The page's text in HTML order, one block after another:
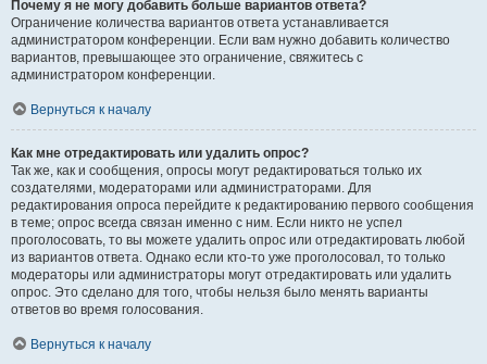
Почему я не могу добавить больше вариантов ответа?
Ограничение количества вариантов ответа устанавливается
администратором конференции. Если вам нужно добавить количество
вариантов, превышающее это ограничение, свяжитесь с
администратором конференции.
Вернуться к началу
Как мне отредактировать или удалить опрос?
Так же, как и сообщения, опросы могут редактироваться только их
создателями, модераторами или администраторами. Для
редактирования опроса перейдите к редактированию первого сообщения
в теме; опрос всегда связан именно с ним. Если никто не успел
проголосовать, то вы можете удалить опрос или отредактировать любой
из вариантов ответа. Однако если кто-то уже проголосовал, то только
модераторы или администраторы могут отредактировать или удалить
опрос. Это сделано для того, чтобы нельзя было менять варианты
ответов во время голосования.
Вернуться к началу